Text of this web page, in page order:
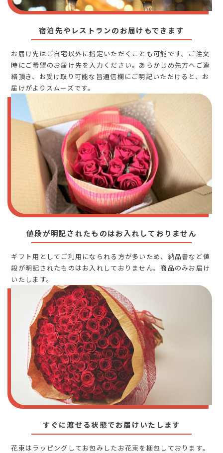
宿泊先やレストランのお届けもできます
お届け先はご自宅以外に指定いただくことも可能です。ご注文
時にご希望のお届け先を入力ください。あらかじめ先方へご連
絡頂き、お受け取り可能な旨通信欄にご明記いただけると、お
届けがよりスムーズです。
値段が明記されたものはお入れしておりません
ギフト用としてご利用になられる方が多いため、納品書など値
段が明記されたものはお入れしておりません。商品のみお届け
いたします。
すぐに渡せる状態でお届けいたします
花束はラッピングしてお包みしたお花束を梱包しております。